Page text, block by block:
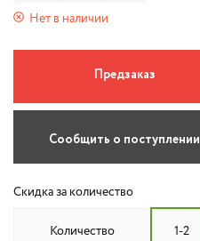
Нет в наличии
Предзаказ
Сообщить о поступлении
Скидка за количество
Количество 1-2